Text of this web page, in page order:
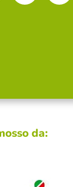
da: